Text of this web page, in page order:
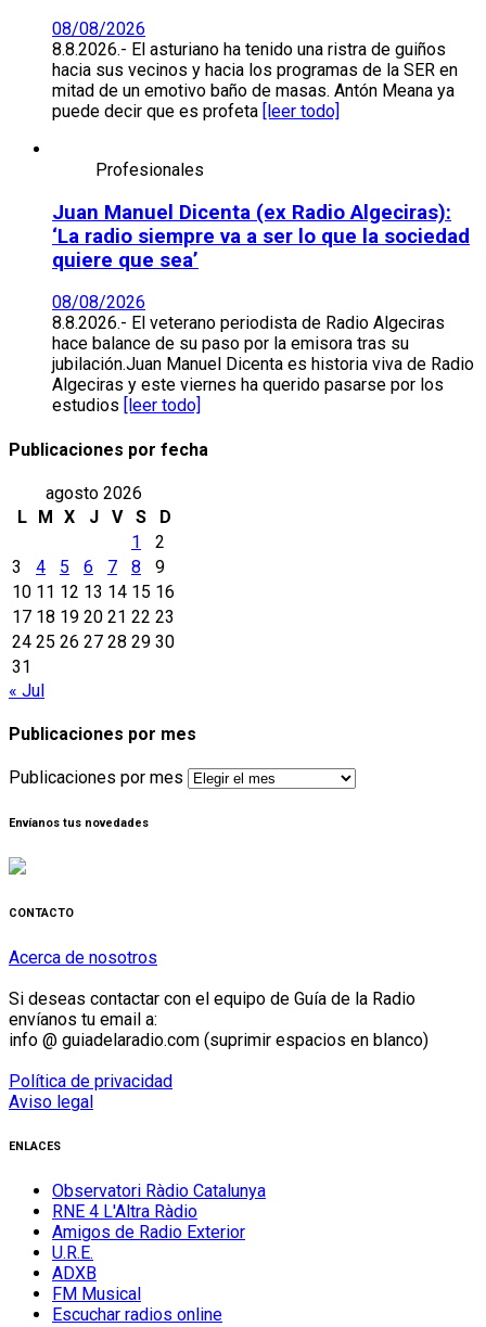
08/08/2026
8.8.2026.- El asturiano ha tenido una ristra de guiños
hacia sus vecinos y hacia los programas de la SER en
mitad de un emotivo baño de masas. Antón Meana ya
puede decir que es profeta [leer todo]
Profesionales
Juan Manuel Dicenta (ex Radio Algeciras):
‘La radio siempre va a ser lo que la sociedad
quiere que sea’
08/08/2026
8.8.2026.- El veterano periodista de Radio Algeciras
hace balance de su paso por la emisora tras su
jubilación.Juan Manuel Dicenta es historia viva de Radio
Algeciras y este viernes ha querido pasarse por los
estudios
[leer todo]
Publicaciones por fecha
agosto 2026
L
M X J V S
D
1
2
3
4 5 6 7 8
9
10 11 12 13 14 15 16
17 18 19 20 21 22 23
24 25 26 27 28 29 30
31
« Jul
Publicaciones por mes
Publicaciones por mes
Envíanos tus novedades
CONTACTO
Acerca de nosotros
Si deseas contactar con el equipo de Guía de la Radio
envíanos tu email a:
info @ guiadelaradio.com (suprimir espacios en blanco)
Política de privacidad
Aviso legal
ENLACES
Observatori Ràdio Catalunya
RNE 4 L'Altra Ràdio
Amigos de Radio Exterior
U.R.E.
ADXB
FM Musical
Escuchar radios online